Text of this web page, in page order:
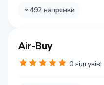
492 напрямки
Air-Buy
0 відгуків